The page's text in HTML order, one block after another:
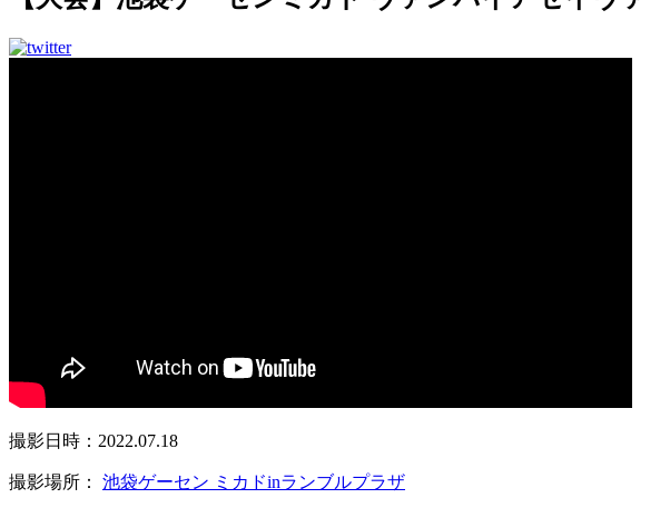
撮影日時：2022.07.18
撮影場所： 池袋ゲーセン ミカドinランブルプラザ